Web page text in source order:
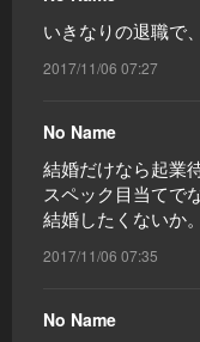
いきなりの退職で
2017/11/06 07:27
No Name
結婚だけなら起業
スペック目当てで
結婚したくないか。
2017/11/06 07:35
No Name